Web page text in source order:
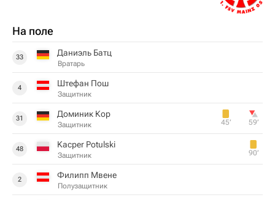
На поле
33 Даниэль Батц
Вратарь
4 Штефан Пош
Защитник
31 Доминик Кор
Защитник 45‎’‎ 59‎’‎
48 Kacper Potulski
Защитник 90‎’‎
2 Филипп Мвене
Полузащитник